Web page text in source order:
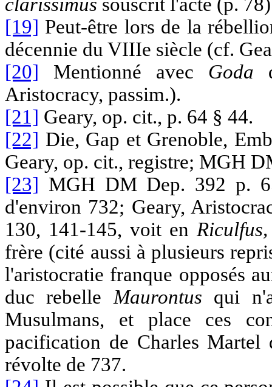
[19] Peut-être lors de la
décennie du VIIIe siècle (cf.
[20] Mentionné avec Goda
Aristocracy, passim.).
[21] Geary, op. cit., p. 64 § 44.
[22] Die, Gap et Grenoble,
Geary, op. cit., registre; MGH
[23] MGH DM Dep. 392 p.
d'environ 732; Geary,
130, 141-145, voit en
frère (cité aussi à plusieurs
l'aristocratie franque opposés
duc rebelle Maurontus qui
Musulmans, et place ces
pacification de Charles
révolte de 737.